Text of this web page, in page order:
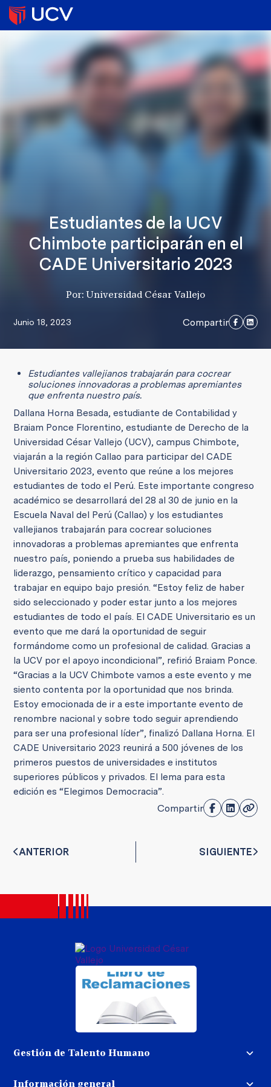
Estudiantes de la UCV
Chimbote participarán en el
CADE Universitario 2023
Por: Universidad César Vallejo
Junio 18, 2023 Compartir
Estudiantes vallejianos trabajarán para cocrear
soluciones innovadoras a problemas apremiantes
que enfrenta nuestro país.
Dallana Horna Besada, estudiante de Contabilidad y
Braiam Ponce Florentino, estudiante de Derecho de la
Universidad César Vallejo (UCV), campus Chimbote,
viajarán a la región Callao para participar del CADE
Universitario 2023, evento que reúne a los mejores
estudiantes de todo el Perú. Este importante congreso
académico se desarrollará del 28 al 30 de junio en la
Escuela Naval del Perú (Callao) y los estudiantes
vallejianos trabajarán para cocrear soluciones
innovadoras a problemas apremiantes que enfrenta
nuestro país, poniendo a prueba sus habilidades de
liderazgo, pensamiento crítico y capacidad para
trabajar en equipo bajo presión. “Estoy feliz de haber
sido seleccionado y poder estar junto a los mejores
estudiantes de todo el país. El CADE Universitario es un
evento que me dará la oportunidad de seguir
formándome como un profesional de calidad. Gracias a
la UCV por el apoyo incondicional”, refirió Braiam Ponce.
“Gracias a la UCV Chimbote vamos a este evento y me
siento contenta por la oportunidad que nos brinda.
Estoy emocionada de ir a este importante evento de
renombre nacional y sobre todo seguir aprendiendo
para ser una profesional líder”, finalizó Dallana Horna. El
CADE Universitario 2023 reunirá a 500 jóvenes de los
primeros puestos de universidades e institutos
superiores públicos y privados. El lema para esta
edición es “Elegimos Democracia”.
Compartir
ANTERIOR SIGUIENTE
Gestión de Talento Humano
Información general